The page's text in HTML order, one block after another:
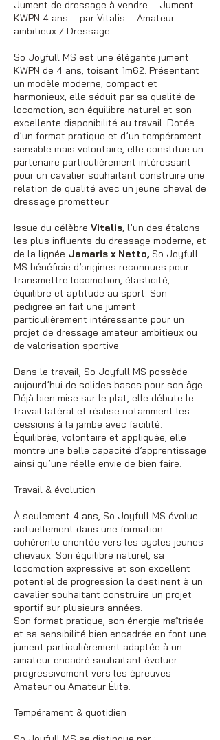
Jument de dressage à vendre – Jument
KWPN 4 ans – par Vitalis – Amateur
ambitieux / Dressage
So Joyfull MS est une élégante jument
KWPN de 4 ans, toisant 1m62. Présentant
un modèle moderne, compact et
harmonieux, elle séduit par sa qualité de
locomotion, son équilibre naturel et son
excellente disponibilité au travail. Dotée
d’un format pratique et d’un tempérament
sensible mais volontaire, elle constitue un
partenaire particulièrement intéressant
pour un cavalier souhaitant construire une
relation de qualité avec un jeune cheval de
dressage prometteur.
Issue du célèbre Vitalis, l’un des étalons
les plus influents du dressage moderne, et
de la lignée Jamaris x Netto, So Joyfull
MS bénéficie d’origines reconnues pour
transmettre locomotion, élasticité,
équilibre et aptitude au sport. Son
pedigree en fait une jument
particulièrement intéressante pour un
projet de dressage amateur ambitieux ou
de valorisation sportive.
Dans le travail, So Joyfull MS possède
aujourd’hui de solides bases pour son âge.
Déjà bien mise sur le plat, elle débute le
travail latéral et réalise notamment les
cessions à la jambe avec facilité.
Équilibrée, volontaire et appliquée, elle
montre une belle capacité d’apprentissage
ainsi qu’une réelle envie de bien faire.
Travail & évolution
À seulement 4 ans, So Joyfull MS évolue
actuellement dans une formation
cohérente orientée vers les cycles jeunes
chevaux. Son équilibre naturel, sa
locomotion expressive et son excellent
potentiel de progression la destinent à un
cavalier souhaitant construire un projet
sportif sur plusieurs années.
Son format pratique, son énergie maîtrisée
et sa sensibilité bien encadrée en font une
jument particulièrement adaptée à un
amateur encadré souhaitant évoluer
progressivement vers les épreuves
Amateur ou Amateur Élite.
Tempérament & quotidien